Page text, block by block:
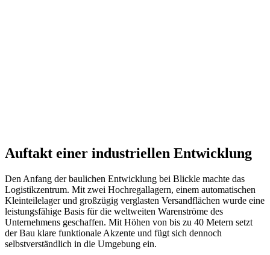
Auftakt einer industriellen Entwicklung
Den Anfang der baulichen Entwicklung bei Blickle machte das
Logistikzentrum. Mit zwei Hochregallagern, einem automatischen
Kleinteilelager und großzügig verglasten Versandflächen wurde eine
leistungsfähige Basis für die weltweiten Warenströme des
Unternehmens geschaffen. Mit Höhen von bis zu 40 Metern setzt
der Bau klare funktionale Akzente und fügt sich dennoch
selbstverständlich in die Umgebung ein.